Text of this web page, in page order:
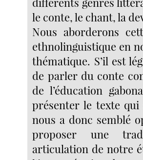
le conte, le chant, la
Nous aborderons
ethnolinguistique en
thématique. S’il est
de parler du conte
de l’éducation
présenter le texte
nous a donc semblé
proposer une
articulation de notre